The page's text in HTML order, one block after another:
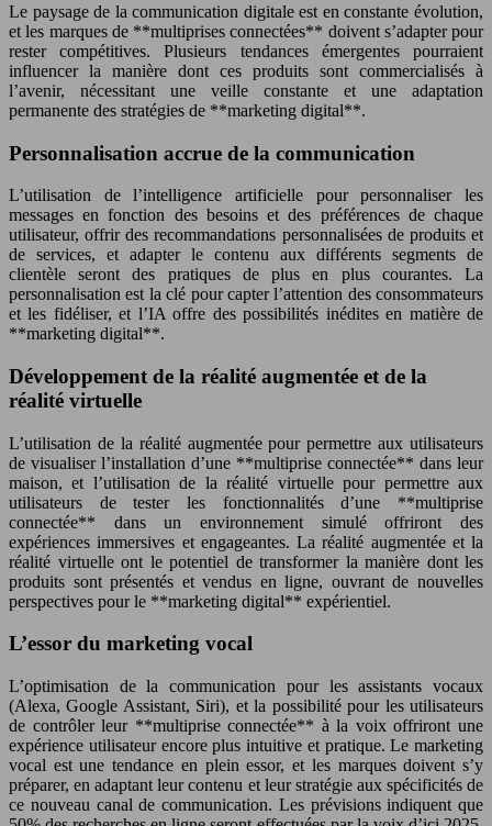
Le paysage de la communication digitale est en constante évolution,
et les marques de **multiprises connectées** doivent s’adapter pour
rester compétitives. Plusieurs tendances émergentes pourraient
influencer la manière dont ces produits sont commercialisés à
l’avenir, nécessitant une veille constante et une adaptation
permanente des stratégies de **marketing digital**.
Personnalisation accrue de la communication
L’utilisation de l’intelligence artificielle pour personnaliser les
messages en fonction des besoins et des préférences de chaque
utilisateur, offrir des recommandations personnalisées de produits et
de services, et adapter le contenu aux différents segments de
clientèle seront des pratiques de plus en plus courantes. La
personnalisation est la clé pour capter l’attention des consommateurs
et les fidéliser, et l’IA offre des possibilités inédites en matière de
**marketing digital**.
Développement de la réalité augmentée et de la
réalité virtuelle
L’utilisation de la réalité augmentée pour permettre aux utilisateurs
de visualiser l’installation d’une **multiprise connectée** dans leur
maison, et l’utilisation de la réalité virtuelle pour permettre aux
utilisateurs de tester les fonctionnalités d’une **multiprise
connectée** dans un environnement simulé offriront des
expériences immersives et engageantes. La réalité augmentée et la
réalité virtuelle ont le potentiel de transformer la manière dont les
produits sont présentés et vendus en ligne, ouvrant de nouvelles
perspectives pour le **marketing digital** expérientiel.
L’essor du marketing vocal
L’optimisation de la communication pour les assistants vocaux
(Alexa, Google Assistant, Siri), et la possibilité pour les utilisateurs
de contrôler leur **multiprise connectée** à la voix offriront une
expérience utilisateur encore plus intuitive et pratique. Le marketing
vocal est une tendance en plein essor, et les marques doivent s’y
préparer, en adaptant leur contenu et leur stratégie aux spécificités de
ce nouveau canal de communication. Les prévisions indiquent que